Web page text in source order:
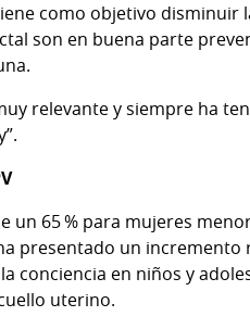
como objetivo
son en buena parte
relevante y siempre ha
65 % para mujeres
presentado un incremento
conciencia en niños y
uterino.